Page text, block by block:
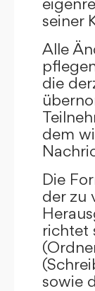
seiner
Alle
die
dem
Die
der zu
richtet
sowie